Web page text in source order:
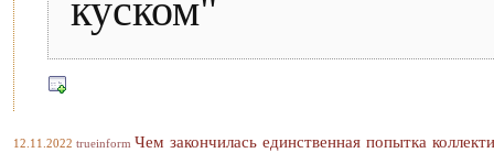
куском"
12.11.2022 trueinform Чем закончилась единственная попытка